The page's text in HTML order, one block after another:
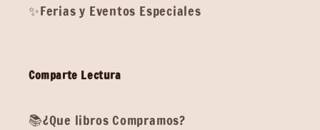
✨Ferias y Eventos Especiales
Comparte Lectura
📚¿Que libros Compramos?